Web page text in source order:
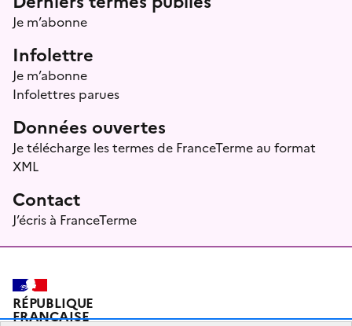
Je m’abonne
Infolettre
Je m’abonne
Infolettres parues
Données ouvertes
Je télécharge les termes de FranceTerme au format
XML
Contact
J’écris à FranceTerme
RÉPUBLIQUE
FRANÇAISE